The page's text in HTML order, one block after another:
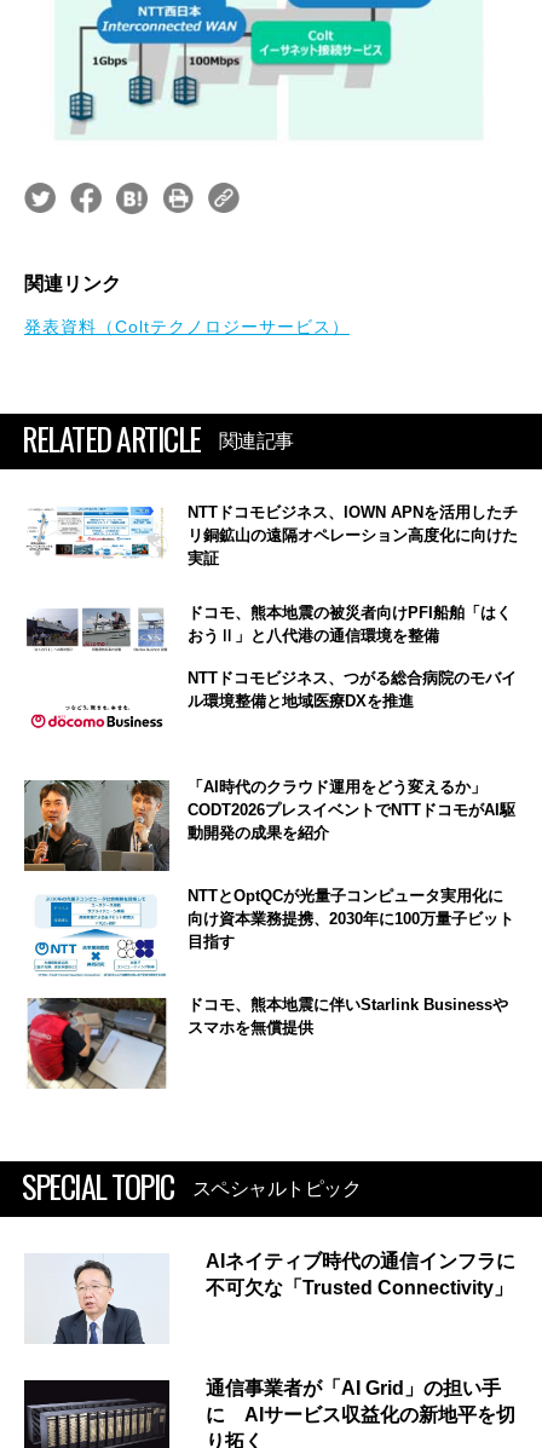
関連リンク
発表資料（Coltテクノロジーサービス）
RELATED ARTICLE 関連記事
NTTドコモビジネス、IOWN APNを活用したチ
リ銅鉱山の遠隔オペレーション高度化に向けた
実証
ドコモ、熊本地震の被災者向けPFI船舶「はく
おうⅡ」と八代港の通信環境を整備
NTTドコモビジネス、つがる総合病院のモバイ
ル環境整備と地域医療DXを推進
「AI時代のクラウド運用をどう変えるか」
CODT2026プレスイベントでNTTドコモがAI駆
動開発の成果を紹介
NTTとOptQCが光量子コンピュータ実用化に
向け資本業務提携、2030年に100万量子ビット
目指す
ドコモ、熊本地震に伴いStarlink Businessや
スマホを無償提供
SPECIAL TOPIC スペシャルトピック
AIネイティブ時代の通信インフラに
不可欠な「Trusted Connectivity」
通信事業者が「AI Grid」の担い手
に AIサービス収益化の新地平を切
り拓く